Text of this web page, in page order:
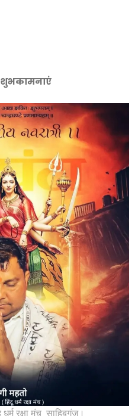
शुभकामनाएं
रक्षा मंच साहिबगंज।